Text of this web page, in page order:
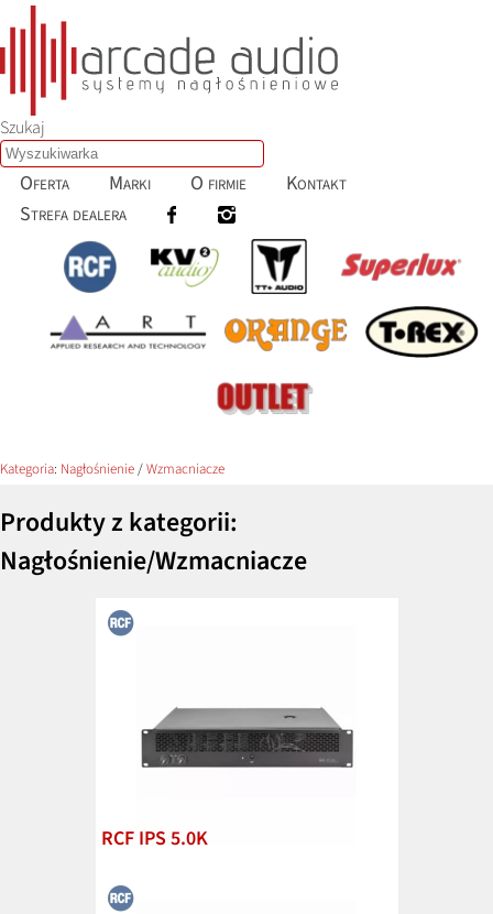
Szukaj
Oferta Marki O firmie
Kontakt
Strefa dealera
Kategoria: Nagłośnienie/Wzmacniacze
Produkty z kategorii:
Nagłośnienie/Wzmacniacze
RCF IPS 5.0K